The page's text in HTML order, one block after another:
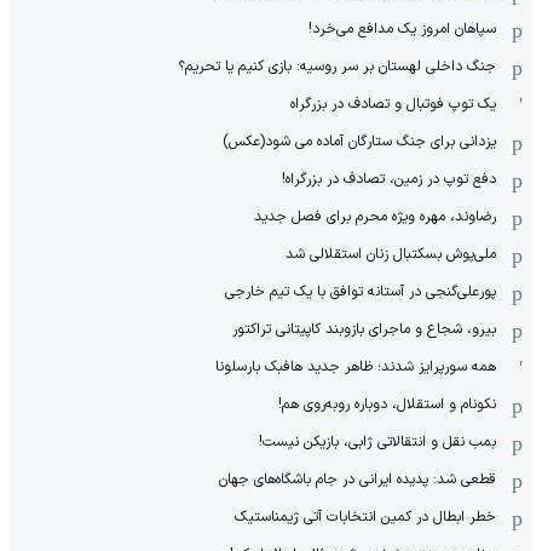
سپاهان امروز یک مدافع می‌خرد!
جنگ داخلی لهستان بر سر روسیه: بازی کنیم یا تحریم؟
یک توپ فوتبال و تصادف در بزرگراه
یزدانی برای جنگ ستارگان آماده می شود(عکس)
دفع توپ در زمین، تصادف در بزرگراه!
رضاوند، مهره ویژه محرم برای فصل جدید
ملی‌پوش بسکتبال زنان استقلالی شد
پورعلی‌گنجی در آستانه توافق با یک تیم خارجی
بیرو، شجاع و ماجرای بازوبند کاپیتانی تراکتور
همه سورپرایز شدند؛ ظاهر جدید هافبک بارسلونا
نکونام و استقلال، دوباره روبه‌روی هم!
بمب نقل و انتقالاتی ژابی، بازیکن نیست!
قطعی شد: پدیده ایرانی در جام باشگاه‌های جهان
خطر ابطال در کمین انتخابات آتی ژیمناستیک